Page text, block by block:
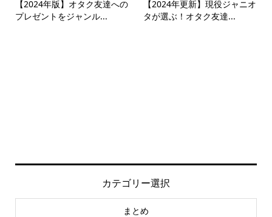
【2024年版】オタク友達への
プレゼントをジャンル...
【2024年更新】現役ジャニオ
タが選ぶ！オタク友達...
カテゴリー選択
まとめ